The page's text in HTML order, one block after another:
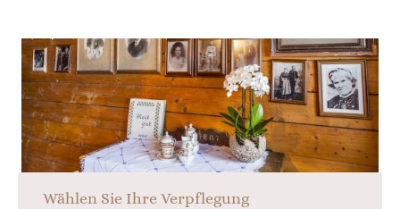
Wählen Sie Ihre Verpflegung